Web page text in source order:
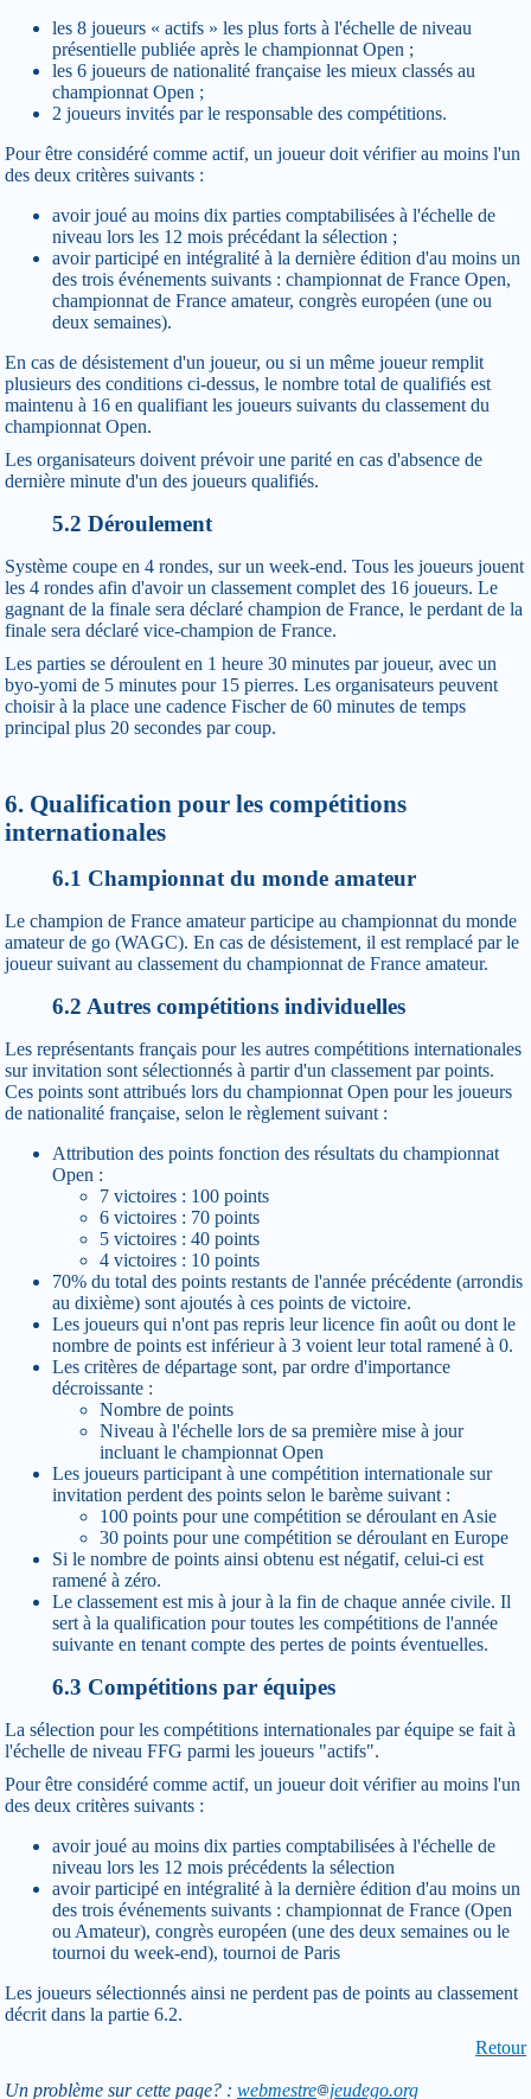
les 8 joueurs « actifs » les plus forts à l'échelle de niveau
présentielle publiée après le championnat Open ;
les 6 joueurs de nationalité française les mieux classés au
championnat Open ;
2 joueurs invités par le responsable des compétitions.
Pour être considéré comme actif, un joueur doit vérifier au moins l'un
des deux critères suivants :
avoir joué au moins dix parties comptabilisées à l'échelle de
niveau lors les 12 mois précédant la sélection ;
avoir participé en intégralité à la dernière édition d'au moins un
des trois événements suivants : championnat de France Open,
championnat de France amateur, congrès européen (une ou
deux semaines).
En cas de désistement d'un joueur, ou si un même joueur remplit
plusieurs des conditions ci-dessus, le nombre total de qualifiés est
maintenu à 16 en qualifiant les joueurs suivants du classement du
championnat Open.
Les organisateurs doivent prévoir une parité en cas d'absence de
dernière minute d'un des joueurs qualifiés.
5.2 Déroulement
Système coupe en 4 rondes, sur un week-end. Tous les joueurs jouent
les 4 rondes afin d'avoir un classement complet des 16 joueurs. Le
gagnant de la finale sera déclaré champion de France, le perdant de la
finale sera déclaré vice-champion de France.
Les parties se déroulent en 1 heure 30 minutes par joueur, avec un
byo-yomi de 5 minutes pour 15 pierres. Les organisateurs peuvent
choisir à la place une cadence Fischer de 60 minutes de temps
principal plus 20 secondes par coup.
6. Qualification pour les compétitions
internationales
6.1 Championnat du monde amateur
Le champion de France amateur participe au championnat du monde
amateur de go (WAGC). En cas de désistement, il est remplacé par le
joueur suivant au classement du championnat de France amateur.
6.2 Autres compétitions individuelles
Les représentants français pour les autres compétitions internationales
sur invitation sont sélectionnés à partir d'un classement par points.
Ces points sont attribués lors du championnat Open pour les joueurs
de nationalité française, selon le règlement suivant :
Attribution des points fonction des résultats du championnat
Open :
7 victoires : 100 points
6 victoires : 70 points
5 victoires : 40 points
4 victoires : 10 points
70% du total des points restants de l'année précédente (arrondis
au dixième) sont ajoutés à ces points de victoire.
Les joueurs qui n'ont pas repris leur licence fin août ou dont le
nombre de points est inférieur à 3 voient leur total ramené à 0.
Les critères de départage sont, par ordre d'importance
décroissante :
Nombre de points
Niveau à l'échelle lors de sa première mise à jour
incluant le championnat Open
Les joueurs participant à une compétition internationale sur
invitation perdent des points selon le barème suivant :
100 points pour une compétition se déroulant en Asie
30 points pour une compétition se déroulant en Europe
Si le nombre de points ainsi obtenu est négatif, celui-ci est
ramené à zéro.
Le classement est mis à jour à la fin de chaque année civile. Il
sert à la qualification pour toutes les compétitions de l'année
suivante en tenant compte des pertes de points éventuelles.
6.3 Compétitions par équipes
La sélection pour les compétitions internationales par équipe se fait à
l'échelle de niveau FFG parmi les joueurs "actifs".
Pour être considéré comme actif, un joueur doit vérifier au moins l'un
des deux critères suivants :
avoir joué au moins dix parties comptabilisées à l'échelle de
niveau lors les 12 mois précédents la sélection
avoir participé en intégralité à la dernière édition d'au moins un
des trois événements suivants : championnat de France (Open
ou Amateur), congrès européen (une des deux semaines ou le
tournoi du week-end), tournoi de Paris
Les joueurs sélectionnés ainsi ne perdent pas de points au classement
décrit dans la partie 6.2.
Retour
Un problème sur cette page? : webmestre jeudego.org